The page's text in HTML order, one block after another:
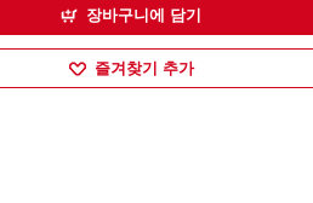
장바구니에 담기
즐겨찾기 추가